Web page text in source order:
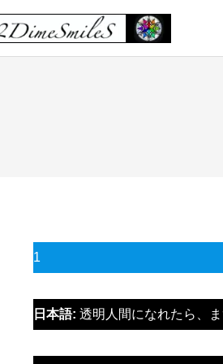
1
日本語: 透明人間になれたら、